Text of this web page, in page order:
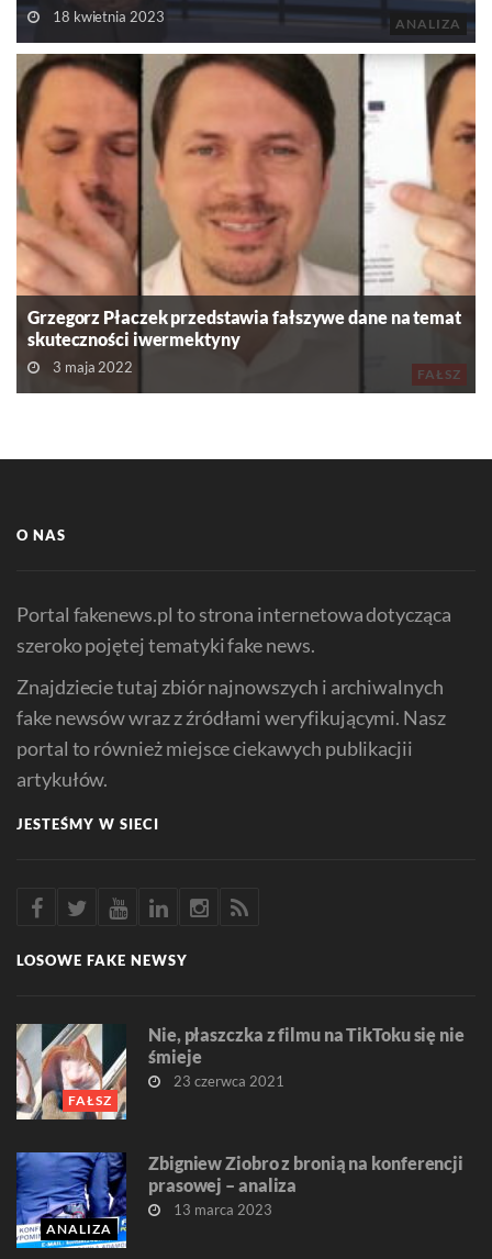
ANALIZA
18 kwietnia 2023
FAŁSZ
Grzegorz Płaczek przedstawia fałszywe dane na temat
skuteczności iwermektyny
3 maja 2022
O NAS
Portal fakenews.pl to strona internetowa dotycząca
szeroko pojętej tematyki fake news.
Znajdziecie tutaj zbiór najnowszych i archiwalnych
fake newsów wraz z źródłami weryfikującymi. Nasz
portal to również miejsce ciekawych publikacjii
artykułów.
JESTEŚMY W SIECI
LOSOWE FAKE NEWSY
FAŁSZ
Nie, płaszczka z filmu na TikToku się nie
śmieje
23 czerwca 2021
ANALIZA
Zbigniew Ziobro z bronią na konferencji
prasowej – analiza
13 marca 2023